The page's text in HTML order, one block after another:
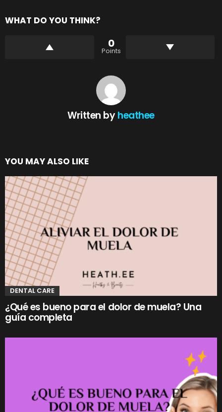
WHAT DO YOU THINK?
0
Points
Written byheathee
YOU MAY ALSO LIKE
DENTAL CARE
¿Qué es bueno para el dolor de muela? Una
guía completa